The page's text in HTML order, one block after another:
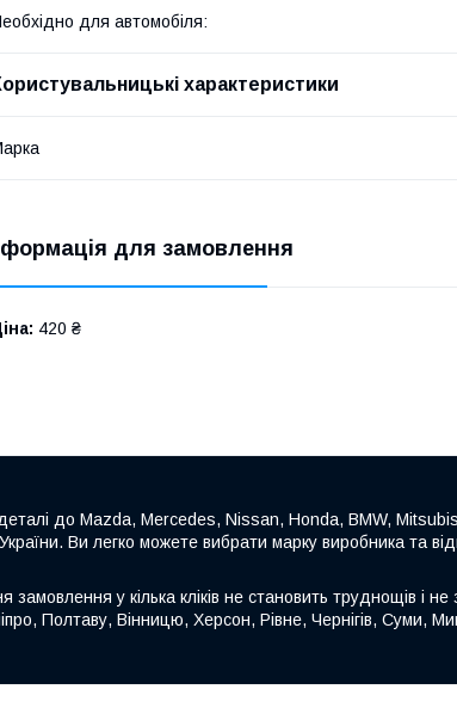
для автомобіля:
характеристики
для замовлення
420 ₴
до Mazda, Mercedes, Nissan, Honda, BMW,
Ви легко можете вибрати марку виробника та
у кілька кліків не становить труднощів і
Полтаву, Вінницю, Херсон, Рівне, Чернігів, Суми,